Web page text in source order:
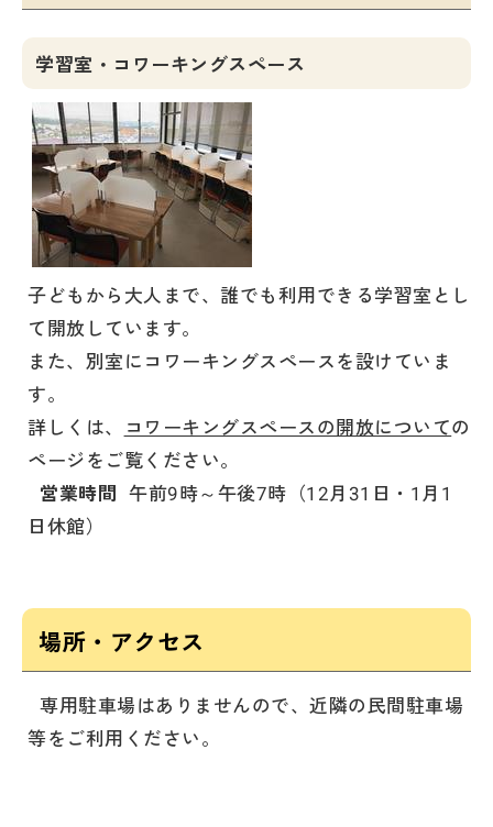
学習室・コワーキングスペース
子どもから大人まで、誰でも利用できる学習室とし
て開放しています。
また、別室にコワーキングスペースを設けていま
す。
詳しくは、 コワーキングスペースの開放についての
ページをご覧ください。
営業時間午前9時～午後7時（12月31日・1月1
日休館）
場所・アクセス
専用駐車場はありませんので、近隣の民間駐車場
等をご利用ください。